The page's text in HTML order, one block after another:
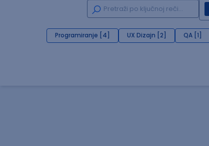
Programiranje [4] UX Dizajn [2] QA [1]